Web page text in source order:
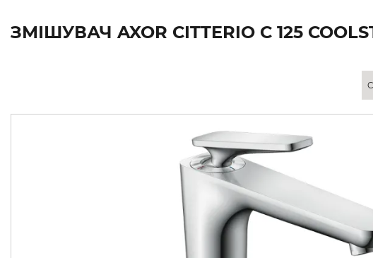
ЗМІШУВАЧ AXOR CITTERIO C 125